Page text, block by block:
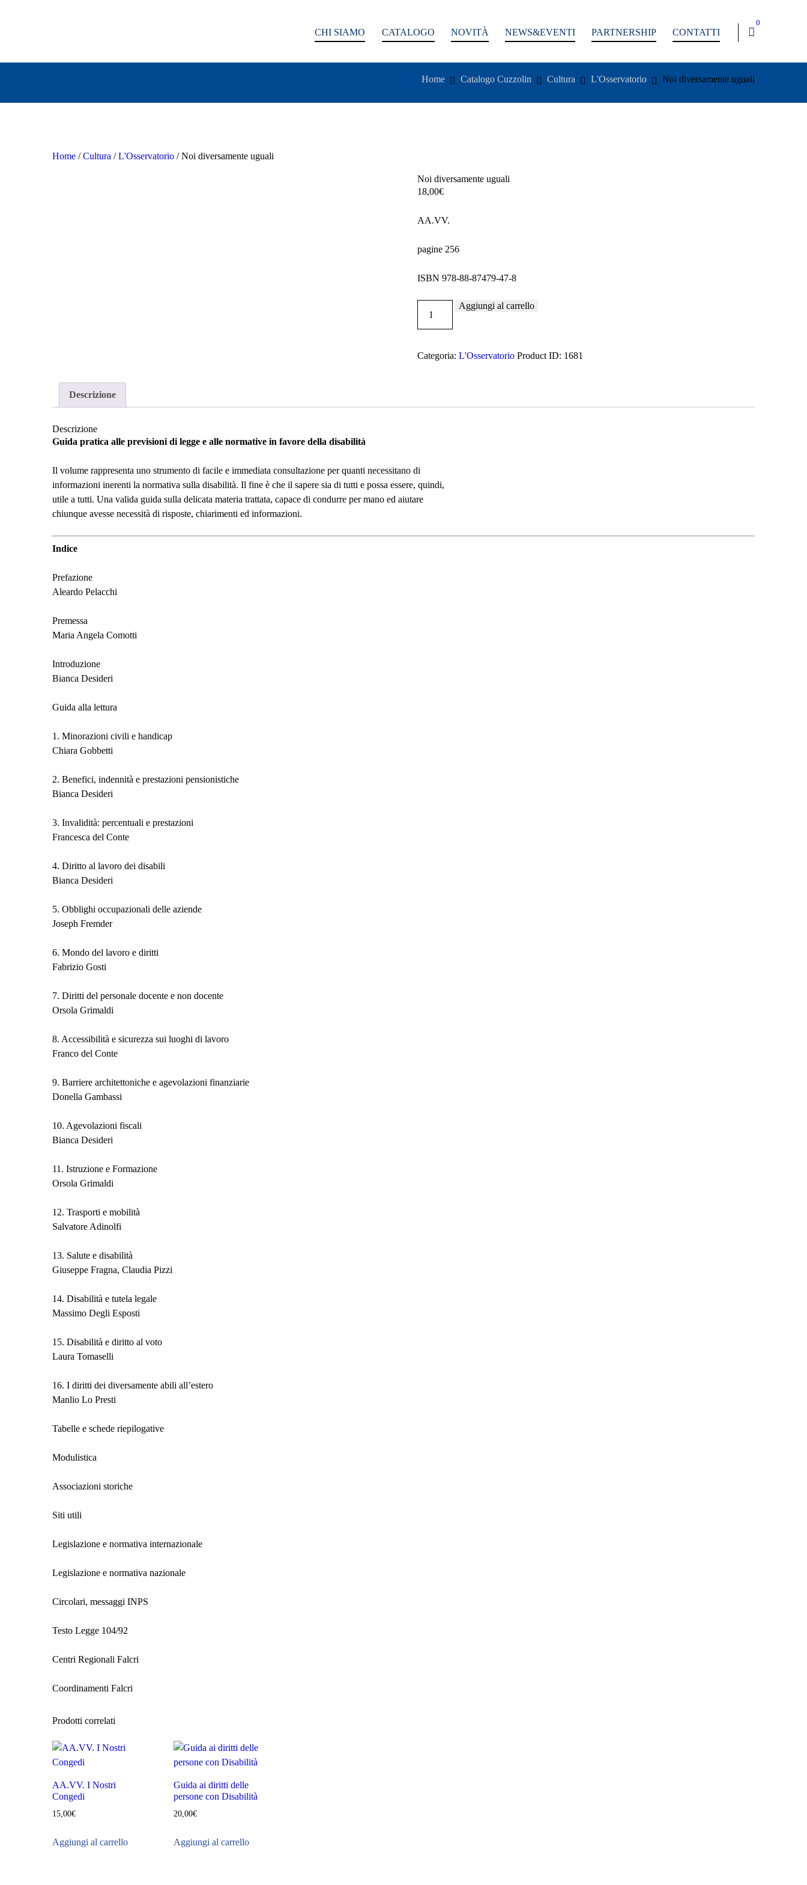
CHI SIAMO CATALOGO NOVITÀ NEWS&EVENTI PARTNERSHIP CONTATTI
0
Home Catalogo Cuzzolin Cultura L'Osservatorio Noi diversamente uguali
Home /Cultura /L'Osservatorio / Noi diversamente uguali
Noi diversamente uguali
18,00€
AA.VV.
pagine 256
ISBN 978-88-87479-47-8
diversamente
Aggiungi al carrello
Categoria:L'Osservatorio Product ID: 1681
Descrizione
Descrizione
Guida pratica alle previsioni di legge e alle normative in favore della disabilità
Il volume rappresenta uno strumento di facile e immediata consultazione per quanti necessitano di
informazioni inerenti la normativa sulla disabilità. Il fine è che il sapere sia di tutti e possa essere, quindi,
utile a tutti. Una valida guida sulla delicata materia trattata, capace di condurre per mano ed aiutare
chiunque avesse necessità di risposte, chiarimenti ed informazioni.
Indice
Prefazione
Aleardo Pelacchi
Premessa
Maria Angela Comotti
Introduzione
Bianca Desideri
Guida alla lettura
1. Minorazioni civili e handicap
Chiara Gobbetti
2. Benefici, indennità e prestazioni pensionistiche
Bianca Desideri
3. Invalidità: percentuali e prestazioni
Francesca del Conte
4. Diritto al lavoro dei disabili
Bianca Desideri
5. Obblighi occupazionali delle aziende
Joseph Fremder
6. Mondo del lavoro e diritti
Fabrizio Gosti
7. Diritti del personale docente e non docente
Orsola Grimaldi
8. Accessibilità e sicurezza sui luoghi di lavoro
Franco del Conte
9. Barriere architettoniche e agevolazioni finanziarie
Donella Gambassi
10. Agevolazioni fiscali
Bianca Desideri
11. Istruzione e Formazione
Orsola Grimaldi
12. Trasporti e mobilità
Salvatore Adinolfi
13. Salute e disabilità
Giuseppe Fragna, Claudia Pizzi
14. Disabilità e tutela legale
Massimo Degli Esposti
15. Disabilità e diritto al voto
Laura Tomaselli
16. I diritti dei diversamente abili all’estero
Manlio Lo Presti
Tabelle e schede riepilogative
Modulistica
Associazioni storiche
Siti utili
Legislazione e normativa internazionale
Legislazione e normativa nazionale
Circolari, messaggi INPS
Testo Legge 104/92
Centri Regionali Falcri
Coordinamenti Falcri
Prodotti correlati
AA.VV. I Nostri
Congedi
15,00€
Aggiungi al carrello
Guida ai diritti delle
persone con Disabilità
20,00€
Aggiungi al carrello